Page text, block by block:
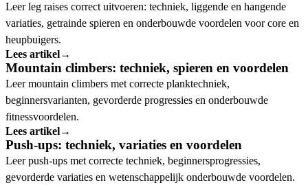
Leer leg raises correct uitvoeren: techniek, liggende en hangende
variaties, getrainde spieren en onderbouwde voordelen voor core en
heupbuigers.
Lees artikel→
Mountain climbers: techniek, spieren en voordelen
Leer mountain climbers met correcte planktechniek,
beginnersvarianten, gevorderde progressies en onderbouwde
fitnessvoordelen.
Lees artikel→
Push-ups: techniek, variaties en voordelen
Leer push-ups met correcte techniek, beginnersprogressies,
gevorderde variaties en wetenschappelijk onderbouwde voordelen.